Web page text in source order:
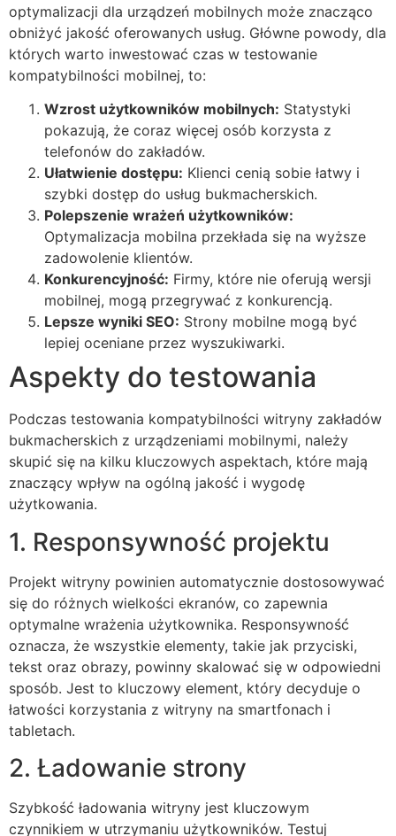
optymalizacji dla urządzeń mobilnych może znacząco
obniżyć jakość oferowanych usług. Główne powody, dla
których warto inwestować czas w testowanie
kompatybilności mobilnej, to:
Wzrost użytkowników mobilnych: Statystyki
pokazują, że coraz więcej osób korzysta z
telefonów do zakładów.
Ułatwienie dostępu: Klienci cenią sobie łatwy i
szybki dostęp do usług bukmacherskich.
Polepszenie wrażeń użytkowników:
Optymalizacja mobilna przekłada się na wyższe
zadowolenie klientów.
Konkurencyjność: Firmy, które nie oferują wersji
mobilnej, mogą przegrywać z konkurencją.
Lepsze wyniki SEO: Strony mobilne mogą być
lepiej oceniane przez wyszukiwarki.
Aspekty do testowania
Podczas testowania kompatybilności witryny zakładów
bukmacherskich z urządzeniami mobilnymi, należy
skupić się na kilku kluczowych aspektach, które mają
znaczący wpływ na ogólną jakość i wygodę
użytkowania.
1. Responsywność projektu
Projekt witryny powinien automatycznie dostosowywać
się do różnych wielkości ekranów, co zapewnia
optymalne wrażenia użytkownika. Responsywność
oznacza, że wszystkie elementy, takie jak przyciski,
tekst oraz obrazy, powinny skalować się w odpowiedni
sposób. Jest to kluczowy element, który decyduje o
łatwości korzystania z witryny na smartfonach i
tabletach.
2. Ładowanie strony
Szybkość ładowania witryny jest kluczowym
czynnikiem w utrzymaniu użytkowników. Testuj